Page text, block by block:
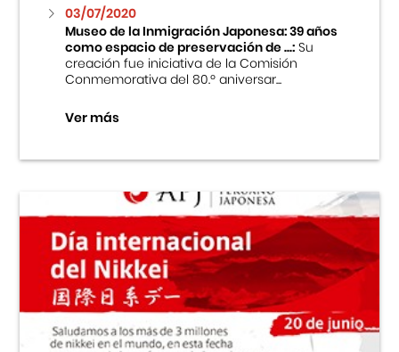
03/07/2020
Museo de la Inmigración Japonesa: 39 años
como espacio de preservación de ...:Su
creación fue iniciativa de la Comisión
Conmemorativa del 80.º aniversar...
Ver más